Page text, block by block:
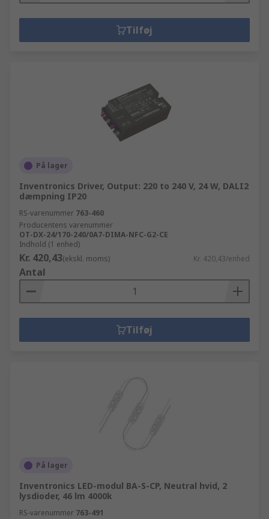
Tilføj
På lager
Inventronics Driver, Output: 220 to 240 V, 24 W, DALI2
dæmpning IP20
RS-varenummer 763-460
Producentens varenummer
OT-DX-24/170-240/0A7-DIMA-NFC-G2-CE
Indhold (1 enhed)
Kr. 420,43(ekskl. moms) Kr. 420,43/enhed
Antal
Tilføj
På lager
Inventronics LED-modul BA-S-CP, Neutral hvid, 2
lysdioder, 46 lm 4000k
RS-varenummer 763-491